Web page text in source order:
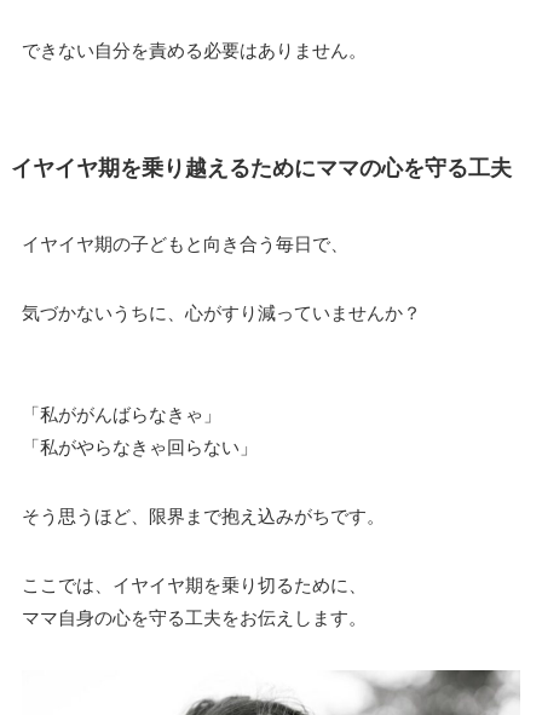
できない自分を責める必要はありません。
イヤイヤ期を乗り越えるためにママの心を守る工夫
イヤイヤ期の子どもと向き合う毎日で、
気づかないうちに、心がすり減っていませんか？
「私ががんばらなきゃ」
「私がやらなきゃ回らない」
そう思うほど、限界まで抱え込みがちです。
ここでは、イヤイヤ期を乗り切るために、
ママ自身の心を守る工夫をお伝えします。